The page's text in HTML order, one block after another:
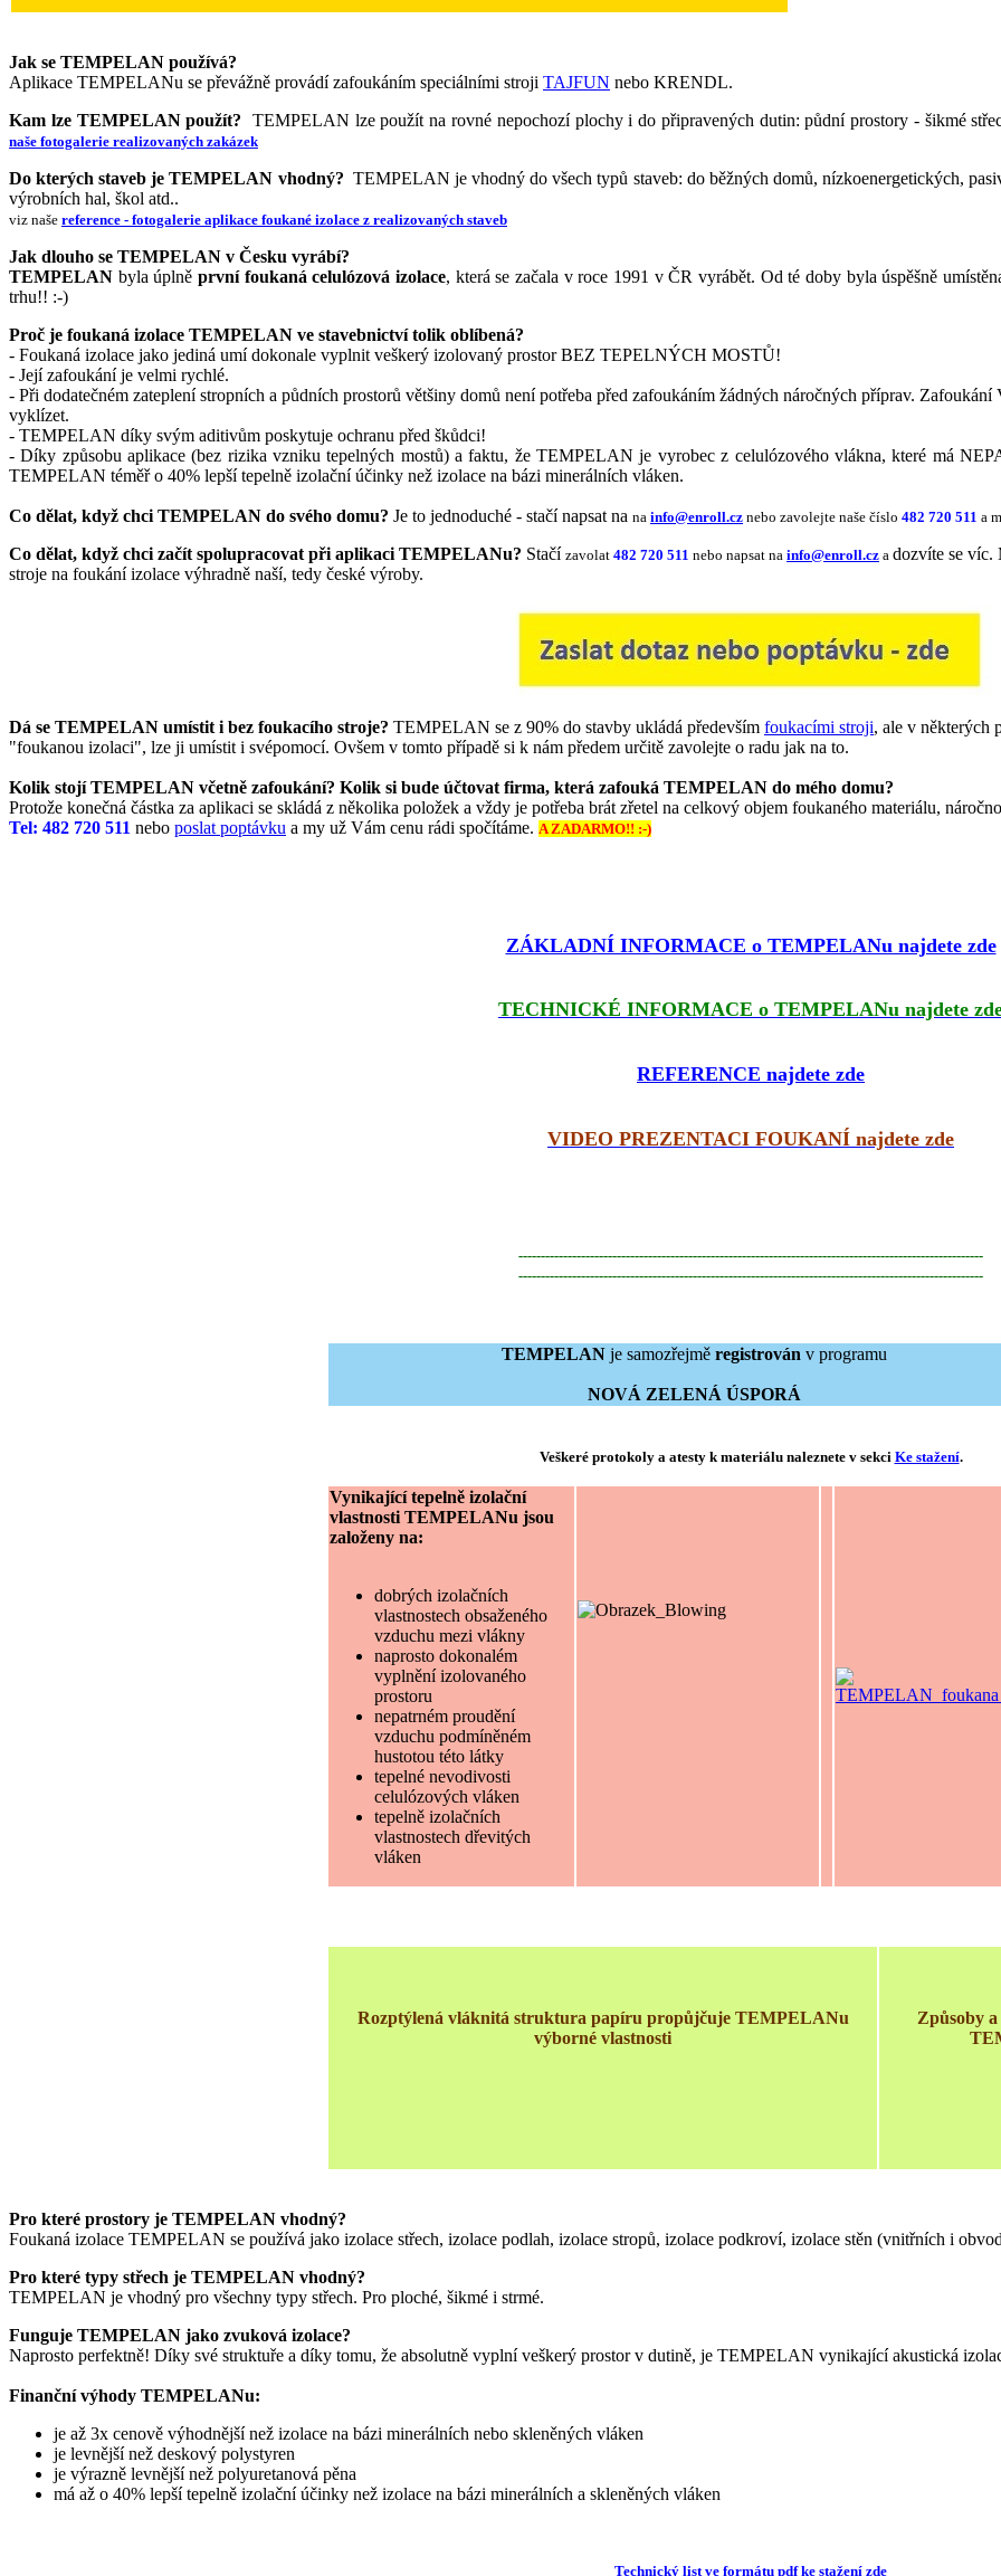
Jak se TEMPELAN používá?
Aplikace TEMPELANu se převážně provádí zafoukáním speciálními stroji TAJFUN nebo KRENDL.
Kam lze TEMPELAN použít? TEMPELAN lze použít na rovné nepochozí plochy i do připravených dutin: půdní prostory - šikmé
naše fotogalerie realizovaných zakázek
Do kterých staveb je TEMPELAN vhodný? TEMPELAN je vhodný do všech typů staveb: do běžných domů, nízkoenergetických,
výrobních hal, škol atd..
viz naše reference - fotogalerie aplikace foukané izolace z realizovaných staveb
Jak dlouho se TEMPELAN v Česku vyrábí?
TEMPELAN byla úplně první foukaná celulózová izolace, která se začala v roce 1991 v ČR vyrábět. Od té doby byla úspěšně
trhu!! :-)
Proč je foukaná izolace TEMPELAN ve stavebnictví tolik oblíbená?
- Foukaná izolace jako jediná umí dokonale vyplnit veškerý izolovaný prostor BEZ TEPELNÝCH MOSTŮ!
- Její zafoukání je velmi rychlé.
- Při dodatečném zateplení stropních a půdních prostorů většiny domů není potřeba před zafoukáním žádných náročných příprav.
vyklízet.
- TEMPELAN díky svým aditivům poskytuje ochranu před škůdci!
- Díky způsobu aplikace (bez rizika vzniku tepelných mostů) a faktu, že TEMPELAN je vyrobec z celulózového vlákna, které má
TEMPELAN téměř o 40% lepší tepelně izolační účinky než izolace na bázi minerálních vláken.
Co dělat, když chci TEMPELAN do svého domu? Je to jednoduché - stačí napsat na na info@enroll.cz nebo zavolejte naše číslo 482 720 511 a
Co dělat, když chci začít spolupracovat při aplikaci TEMPELANu? Stačí zavolat 482 720 511 nebo napsat na info@enroll.cz a dozvíte se víc.
stroje na foukání izolace výhradně naší, tedy české výroby.
Dá se TEMPELAN umístit i bez foukacího stroje? TEMPELAN se z 90% do stavby ukládá především foukacími stroji, ale v některých
"foukanou izolaci", lze ji umístit i svépomocí. Ovšem v tomto případě si k nám předem určitě zavolejte o radu jak na to.
Kolik stojí TEMPELAN včetně zafoukání? Kolik si bude účtovat firma, která zafouká TEMPELAN do mého domu?
Protože konečná částka za aplikaci se skládá z několika položek a vždy je potřeba brát zřetel na celkový objem foukaného materiálu,
Tel: 482 720 511 nebo poslat poptávku a my už Vám cenu rádi spočítáme. A ZADARMO!! :-)
ZÁKLADNÍ INFORMACE o TEMPELANu najdete zde
TECHNICKÉ INFORMACE o TEMPELANu najdete
REFERENCE najdete zde
VIDEO PREZENTACI FOUKANÍ najdete zde
--------------------------------------------------------------------------------------------------------
--------------------------------------------------------------------------------------------------------
TEMPELAN je samozřejmě registrován v programu
NOVÁ ZELENÁ ÚSPORÁ
Veškeré protokoly a atesty k materiálu naleznete v sekci Ke stažení.
Vynikající tepelně izolační
vlastnosti TEMPELANu jsou
založeny na:
dobrých izolačních
vlastnostech obsaženého
vzduchu mezi vlákny
naprosto dokonalém
vyplnění izolovaného
prostoru
nepatrném proudění
vzduchu podmíněném
hustotou této látky
tepelné nevodivosti
celulózových vláken
tepelně izolačních
vlastnostech dřevitých
vláken
Rozptýlená vláknitá struktura papíru propůjčuje TEMPELANu
výborné vlastnosti
Způsoby
Pro které prostory je TEMPELAN vhodný?
Foukaná izolace TEMPELAN se používá jako izolace střech, izolace podlah, izolace stropů, izolace podkroví, izolace stěn (vnitřních i
Pro které typy střech je TEMPELAN vhodný?
TEMPELAN je vhodný pro všechny typy střech. Pro ploché, šikmé i strmé.
Funguje TEMPELAN jako zvuková izolace?
Naprosto perfektně! Díky své struktuře a díky tomu, že absolutně vyplní veškerý prostor v dutině, je TEMPELAN vynikající akustická
Finanční výhody TEMPELANu:
je až 3x cenově výhodnější než izolace na bázi minerálních nebo skleněných vláken
je levnější než deskový polystyren
je výrazně levnější než polyuretanová pěna
má až o 40% lepší tepelně izolační účinky než izolace na bázi minerálních a skleněných vláken
Technický list ve formátu pdf ke stažení zde